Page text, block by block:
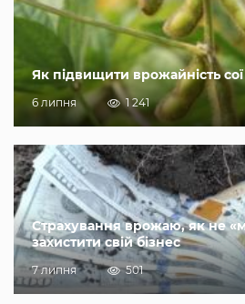
Як підвищити врожайність сої
6 липня 1 241
Страхування врожаю, як не
захистити свій бізнес
7 липня 501